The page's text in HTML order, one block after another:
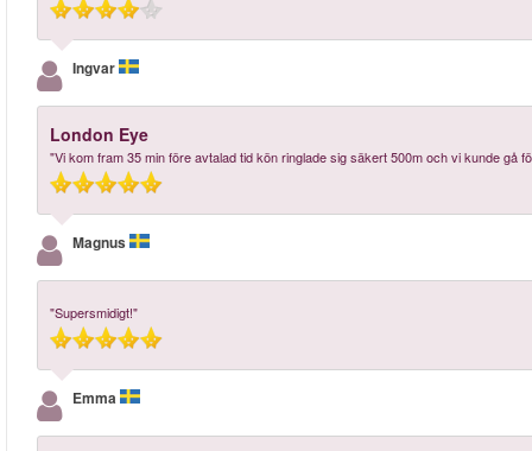
Ingvar
London Eye
"Vi kom fram 35 min före avtalad tid kön ringlade sig säkert 500m och vi kunde gå
Magnus
"Supersmidigt!"
Emma